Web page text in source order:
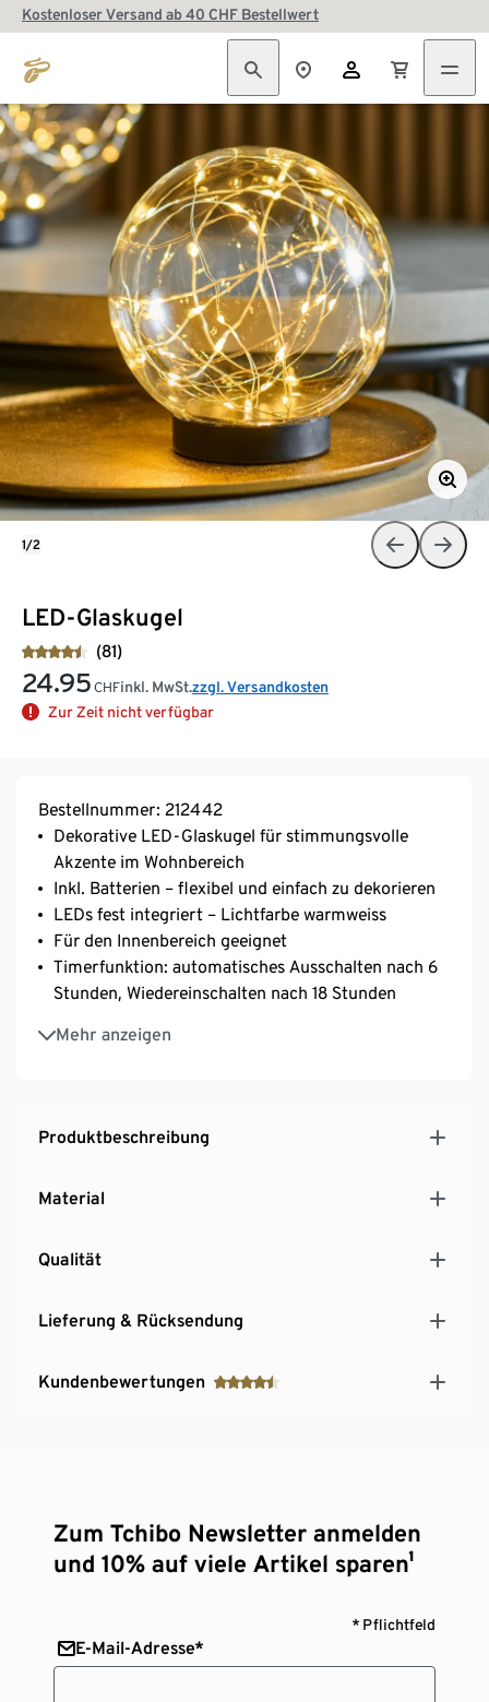
Kostenloser Versand ab 40 CHF Bestellwert
LED-Glaskugel
(81)
24.95 CHFinkl. MwSt.zzgl. Versandkosten
Zur Zeit nicht verfügbar
1/2
Bestellnummer: 212442
Dekorative LED-Glaskugel für stimmungsvolle
Akzente im Wohnbereich
Inkl. Batterien – flexibel und einfach zu dekorieren
LEDs fest integriert – Lichtfarbe warmweiss
Für den Innenbereich geeignet
Timerfunktion: automatisches Ausschalten nach 6
Stunden, Wiedereinschalten nach 18 Stunden
Mehr anzeigen
Ein-/Ausschalter an der Unterseite
Produktbeschreibung
Material
Qualität
Lieferung & Rücksendung
Kundenbewertungen
Zum Tchibo Newsletter anmelden
und 10% auf viele Artikel sparen¹
* Pflichtfeld
E-Mail-Adresse*